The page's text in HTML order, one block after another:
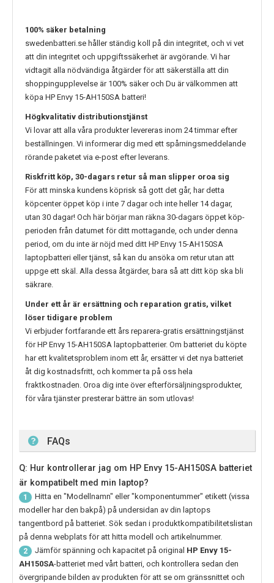
100% säker betalning
swedenbatteri.se håller ständig koll på din integritet, och vi vet
att din integritet och uppgiftssäkerhet är avgörande. Vi har
vidtagit alla nödvändiga åtgärder för att säkerställa att din
shoppingupplevelse är 100% säker och Du är välkommen att
köpa HP Envy 15-AH150SA batteri!
Högkvalitativ distributionstjänst
Vi lovar att alla våra produkter levereras inom 24 timmar efter
beställningen. Vi informerar dig med ett spårningsmeddelande
rörande paketet via e-post efter leverans.
Riskfritt köp, 30-dagars retur så man slipper oroa sig
För att minska kundens köprisk så gott det går, har detta
köpcenter öppet köp i inte 7 dagar och inte heller 14 dagar,
utan 30 dagar! Och här börjar man räkna 30-dagars öppet köp-
perioden från datumet för ditt mottagande, och under denna
period, om du inte är nöjd med ditt HP Envy 15-AH150SA
laptopbatteri eller tjänst, så kan du ansöka om retur utan att
uppge ett skäl. Alla dessa åtgärder, bara så att ditt köp ska bli
säkrare.
Under ett år är ersättning och reparation gratis, vilket
löser tidigare problem
Vi erbjuder fortfarande ett års reparera-gratis ersättningstjänst
förHP Envy 15-AH150SA laptopbatterier. Om batteriet du köpte
har ett kvalitetsproblem inom ett år, ersätter vi det nya batteriet
åt dig kostnadsfritt, och kommer ta på oss hela
fraktkostnaden. Oroa dig inte över efterförsäljningsprodukter,
för våra tjänster presterar bättre än som utlovas!
FAQs
Q: Hur kontrollerar jag om HP Envy 15-AH150SA batteriet
är kompatibelt med min laptop?
1
Hitta en "Modellnamn" eller "komponentummer" etikett (vissa
modeller har den bakpå) på undersidan av din laptops
tangentbord på batteriet. Sök sedan i produktkompatibilitetslistan
på denna webplats för att hitta modell och artikelnummer.
2 Jämför spänning och kapacitet på original HP Envy 15-
AH150SA-batteriet med vårt batteri, och kontrollera sedan den
övergripande bilden av produkten för att se om gränssnittet och